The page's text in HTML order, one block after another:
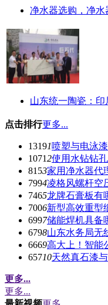
净水器选购，净水
山东统一陶瓷：印
点击排行更多...
13191喷塑与电泳
10712使用水钻钻
8153家用净水器代
7994凌格风螺杆空
7465龙牌石膏板有
7006新型高效重型
6997储能焊机具备
6798山东水务局无
6669高大上！智能
65710天然真石漆
更多...
更多...